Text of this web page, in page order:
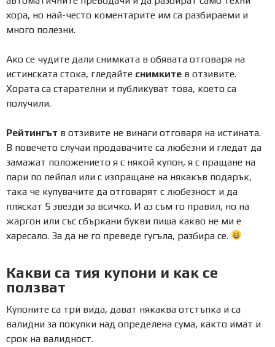
хора, но най-често коментарите им са разбираеми и
много полезни.
Ако се чудите дали снимката в обявата отговаря на
истинската стока, гледайте снимките в отзивите.
Хората са старателни и публикуват това, което са
получили.
Рейтингът в отзивите не винаги отговаря на истината.
В повечето случаи продавачите са любезни и гледат да
замажат положението я с някой купон, я с пращане на
пари по пейпал или с изпращане на някакъв подарък,
така че купувачите да отговарят с любезност и да
пляскат 5 звезди за всичко. И аз съм го правил, но на
жаргон или със сбъркани букви пиша какво не ми е
харесало. За да не го преведе гугъла, разбира се.
Какви са тия купони и как се
ползват
Купоните са три вида, дават някаква отстъпка и са
валидни за покупки над определена сума, както имат и
срок на валидност.